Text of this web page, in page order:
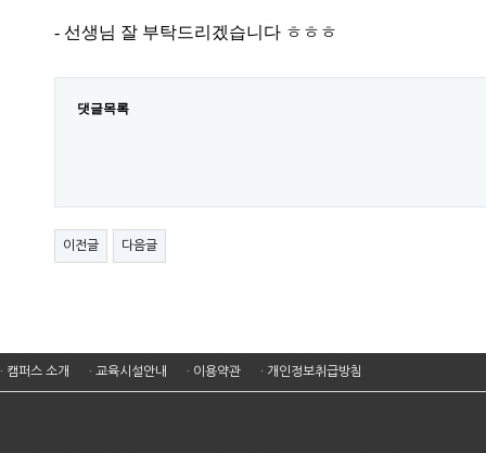
- 선생님 잘 부탁드리겠습니다 ㅎㅎㅎ
댓글목록
이전글 다음글
· 캠퍼스 소개 · 교육시설안내 · 이용약관 · 개인정보취급방침